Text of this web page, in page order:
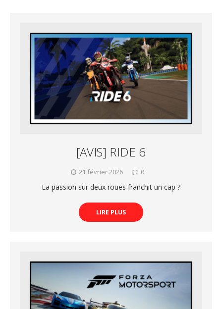
[AVIS] RIDE 6
21 février 2026 0
La passion sur deux roues franchit un cap ?
LIRE PLUS